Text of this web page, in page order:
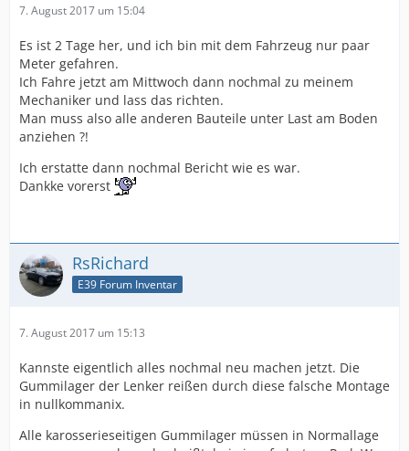
7. August 2017 um 15:04
Es ist 2 Tage her, und ich bin mit dem Fahrzeug nur paar
Meter gefahren.
Ich Fahre jetzt am Mittwoch dann nochmal zu meinem
Mechaniker und lass das richten.
Man muss also alle anderen Bauteile unter Last am Boden
anziehen ?!
Ich erstatte dann nochmal Bericht wie es war.
Dankke vorerst
RsRichard
E39 Forum Inventar
7. August 2017 um 15:13
Kannste eigentlich alles nochmal neu machen jetzt. Die
Gummilager der Lenker reißen durch diese falsche Montage
in nullkommanix.
Alle karosserieseitigen Gummilager müssen in Normallage